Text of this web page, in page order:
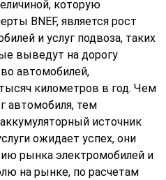
которую
BNEF, является рост
и услуг подвоза, таких
выведут на дорогу
автомобилей,
километров в год. Чем
автомобиля, тем
источник
ожидает успех, они
рынка электромобилей и
на рынке, по расчетам